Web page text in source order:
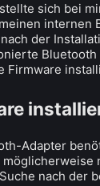
sich bei
internen
der
Bluetooth
Firmware
Adapter
nach der